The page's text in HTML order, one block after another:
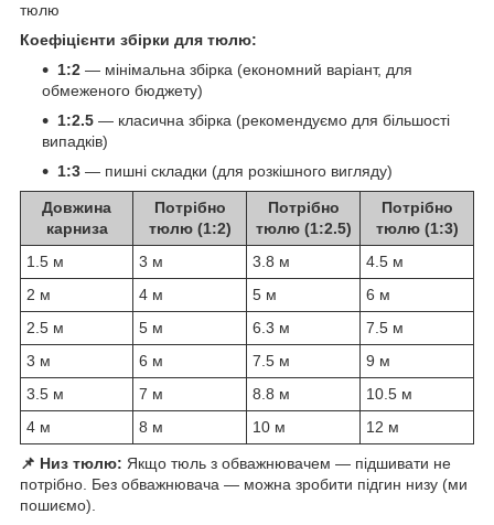
тюлю
Коефіцієнти збірки для тюлю:
1:2 — мінімальна збірка (економний варіант, для
обмеженого бюджету)
1:2.5 — класична збірка (рекомендуємо для більшості
випадків)
1:3 — пишні складки (для розкішного вигляду)
Довжина
карниза
Потрібно
тюлю (1:2)
Потрібно
тюлю (1:2.5)
Потрібно
тюлю (1:3)
1.5 м
3 м 3.8 м
4.5 м
2 м
4 м 5 м
6 м
2.5 м
5 м 6.3 м
7.5 м
3 м
6 м 7.5 м
9 м
3.5 м
7 м 8.8 м
10.5 м
4 м
8 м 10 м 12 м
📌 Низ тюлю: Якщо тюль з обважнювачем — підшивати не
потрібно. Без обважнювача — можна зробити підгин низу (ми
пошиємо).